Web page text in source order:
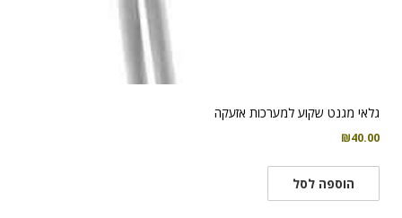
גלאי מגנט שקוע למערכות אזעקה
₪40.00
הוספה לסל